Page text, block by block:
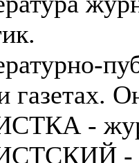
газетах.
-
-